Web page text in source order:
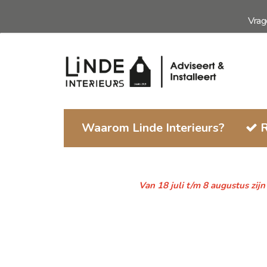
de
Waarom Linde Interieurs?
Van 18 juli t/m 8 augustus